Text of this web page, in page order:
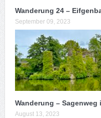
Wanderung 24 –
September 09, 2023
Wanderung – Sagenweg
August 13, 2023